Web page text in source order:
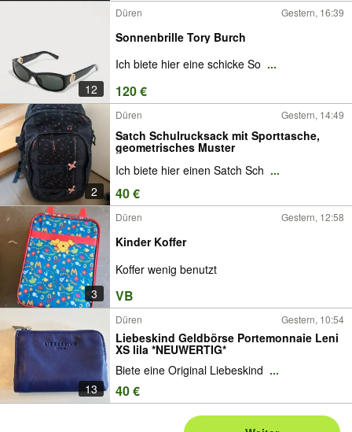
12
Düren Gestern, 16:39
Sonnenbrille Tory Burch
Ich biete hier eine schicke So ...
120 €
2
Düren Gestern, 14:49
Satch Schulrucksack mit Sporttasche,
geometrisches Muster
Ich biete hier einen Satch Sch ...
40 €
3
Düren Gestern, 12:58
Kinder Koffer
Koffer wenig benutzt
VB
13
Düren Gestern, 10:54
Liebeskind Geldbörse Portemonnaie Leni
XS lila *NEUWERTIG*
Biete eine Original Liebeskind ...
40 €